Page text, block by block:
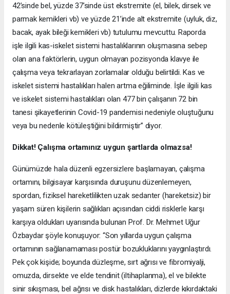
42’sinde bel, yüzde 37’sinde üst ekstremite (el, bilek, dirsek ve
parmak kemikleri vb) ve yüzde 21’inde alt ekstremite (uyluk, diz,
bacak, ayak bileği kemikleri vb) tutulumu mevcuttu. Raporda
işle ilgili kas-iskelet sistemi hastalıklarının oluşmasına sebep
olan ana faktörlerin, uygun olmayan pozisyonda klavye ile
çalışma veya tekrarlayan zorlamalar olduğu belirtildi. Kas ve
iskelet sistemi hastalıkları halen artma eğiliminde. İşle ilgili kas
ve iskelet sistemi hastalıkları olan 477 bin çalışanın 72 bin
tanesi şikayetlerinin Covid-19 pandemisi nedeniyle oluştuğunu
veya bu nedenle kötüleştiğini bildirmiştir” diyor.
Dikkat! Çalışma ortamınız uygun şartlarda olmazsa!
Günümüzde hala düzenli egzersizlere başlamayan, çalışma
ortamını, bilgisayar karşısında duruşunu düzenlemeyen,
spordan, fiziksel hareketlilikten uzak sedanter (hareketsiz) bir
yaşam süren kişilerin sağlıkları açısından ciddi risklerle karşı
karşıya oldukları uyarısında bulunan Prof. Dr. Mehmet Uğur
Özbaydar şöyle konuşuyor: “Son yıllarda uygun çalışma
ortamının sağlanamaması postür bozukluklarını yaygınlaştırdı.
Pek çok kişide; boyunda düzleşme, sırt ağrısı ve fibromiyalji,
omuzda, dirsekte ve elde tendinit (iltihaplanma), el ve bilekte
sinir sıkışması, bel ağrısı ve disk hastalıkları, dizlerde kıkırdaktaki